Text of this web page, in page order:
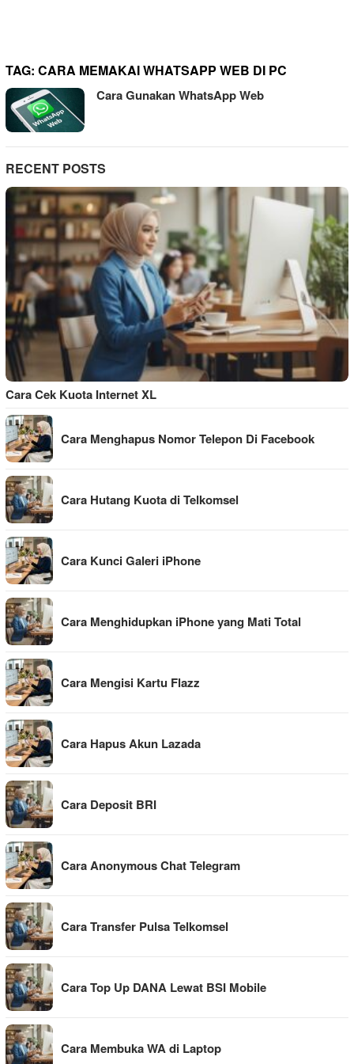
TAG: CARA MEMAKAI WHATSAPP WEB DI PC
Cara Gunakan WhatsApp Web
RECENT POSTS
Cara Cek Kuota Internet XL
Cara Menghapus Nomor Telepon Di Facebook
Cara Hutang Kuota di Telkomsel
Cara Kunci Galeri iPhone
Cara Menghidupkan iPhone yang Mati Total
Cara Mengisi Kartu Flazz
Cara Hapus Akun Lazada
Cara Deposit BRI
Cara Anonymous Chat Telegram
Cara Transfer Pulsa Telkomsel
Cara Top Up DANA Lewat BSI Mobile
Cara Membuka WA di Laptop